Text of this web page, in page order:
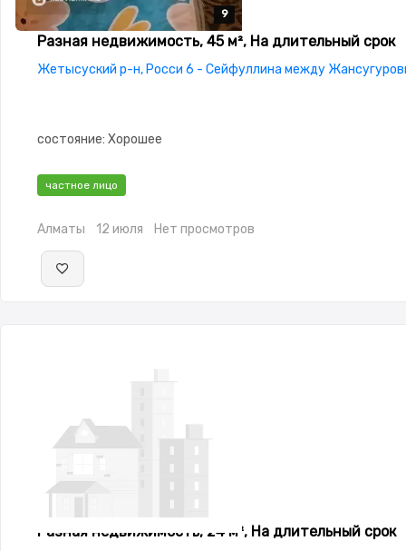
9
9
9
9
9
Разная недвижимость, 45 м², На длительный срок
Жетысуский р-н, Росси 6 - Сейфуллина между
состояние: Хорошее
частное лицо
Алматы 12 июля Нет просмотров
Разная недвижимость, 24 м², На длительный срок